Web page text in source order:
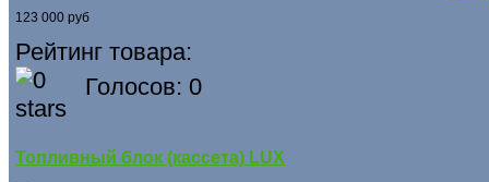
123 000 руб
Рейтинг товара:
Голосов: 0
Топливный блок (кассета) LUX